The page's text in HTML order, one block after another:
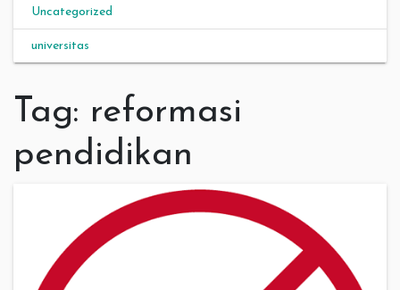
Uncategorized
universitas
Tag: reformasi
pendidikan